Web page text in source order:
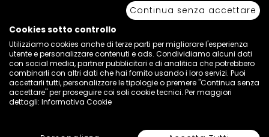
anche parziale.
Via Piave Km 68,600 • 04100 Latina, Italia | P.IVA 01222400598 • N° REA LT -
77855
Continua senza accettare
Cookies sotto controllo
Utilizziamo cookies anche di terze parti per migliorare l'esperienza
utente e personalizzare contenuti e ads. Condividiamo alcuni dati
con social media, partner pubblicitari e di analitica che potrebbero
combinarli con altri dati che hai fornito usando i loro servizi. Puoi
accettarli tutti, personalizzare le tipologie o premere "Continua senza
accettare" per proseguire coi soli cookie tecnici. Per maggiori
dettagli: Informativa Cookie